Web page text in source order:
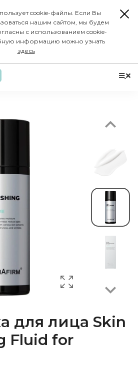
cookie-файлы. Если Вы
нашим сайтом, мы будем
с использованием cookie-
информацию можно узнать
здесь
Previous
Next
для лица Skin
Fluid for